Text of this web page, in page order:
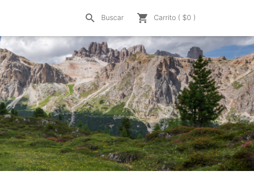
search Buscar shopping_cart Carrito ( $0 )